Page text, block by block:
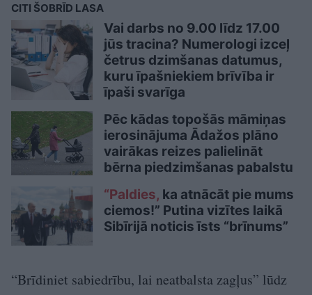
CITI ŠOBRĪD LASA
Vai darbs no 9.00 līdz 17.00
jūs tracina? Numerologi izceļ
četrus dzimšanas datumus,
kuru īpašniekiem brīvība ir
īpaši svarīga
Pēc kādas topošās māmiņas
ierosinājuma Ādažos plāno
vairākas reizes palielināt
bērna piedzimšanas pabalstu
“Paldies, ka atnācāt pie mums
ciemos!” Putina vizītes laikā
Sibīrijā noticis īsts “brīnums”
“Brīdiniet sabiedrību, lai neatbalsta zagļus” lūdz